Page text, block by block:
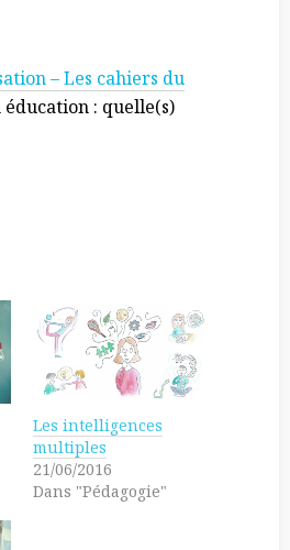
– Les cahiers du
éducation : quelle(s)
Les intelligences
multiples
21/06/2016
Dans "Pédagogie"